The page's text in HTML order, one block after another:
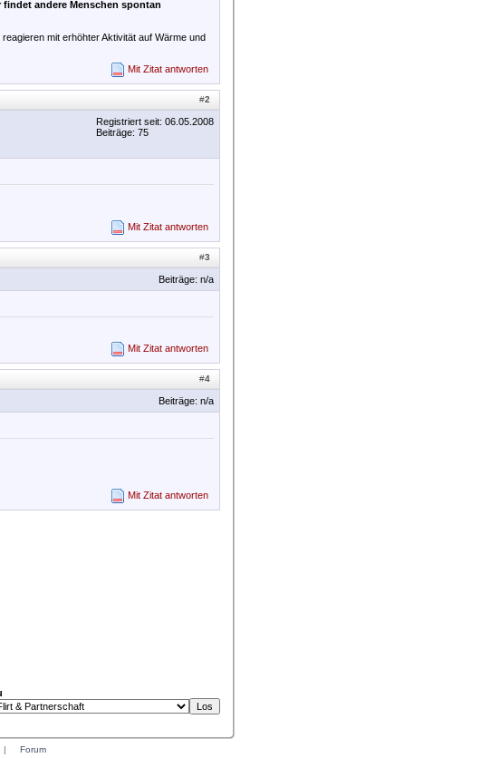
findet andere Menschen spontan
mit erhöhter Aktivität auf Wärme und
Mit Zitat antworten
#2
Registriert seit: 06.05.2008
Beiträge: 75
Mit Zitat antworten
#3
Beiträge: n/a
Mit Zitat antworten
#4
Beiträge: n/a
Mit Zitat antworten
| Forum